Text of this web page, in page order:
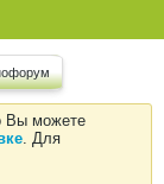
Вы можете
. Для